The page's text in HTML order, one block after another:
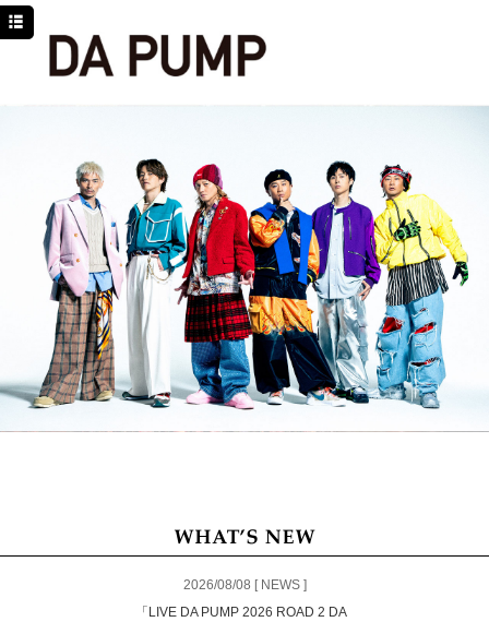
2026/08/08 [ NEWS ]
「LIVE DA PUMP 2026 ROAD 2 DA
NEWS
PROFILE
MOVIE
LINE
YouTube
BLOG
Facebook
Twitter
DPC